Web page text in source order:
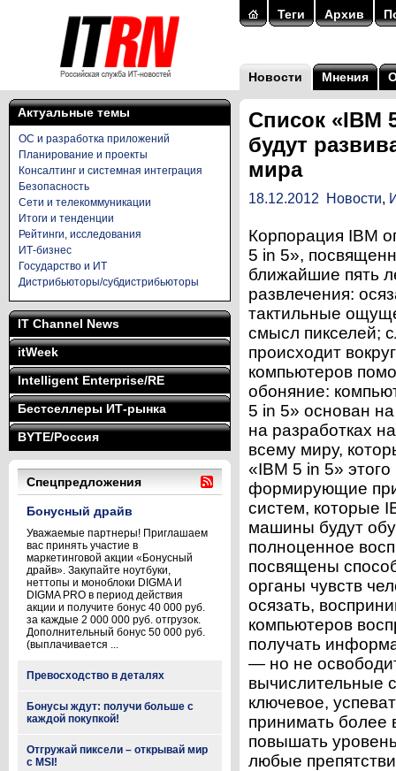
Теги Архив
Новости Мнения
Актуальные темы
ОС и разработка приложений
Планирование и проекты
Консалтинг и системная интеграция
Безопасность
Сети и телекоммуникации
Итоги и тенденции
Рейтинги, исследования
ИТ-бизнес
Государство и ИТ
Дистрибьюторы/субдистрибьюторы
IT Channel News
itWeek
Intelligent Enterprise/RE
Бестселлеры ИТ-рынка
BYTE/Россия
Спецпредложения
Бонусный драйв
Уважаемые партнеры! Приглашаем
вас принять участие в
маркетинговой акции «Бонусный
драйв». Закупайте ноутбуки,
неттопы и моноблоки DIGMA И
DIGMA PRO в период действия
акции и получите бонус 40 000 руб.
за каждые 2 000 000 руб. отгрузок.
Дополнительный бонус 50 000 руб.
(выплачивается ...
Превосходство в деталях
Бонусы ждут: получи больше с
каждой покупкой!
Отгружай пиксели – открывай мир
с MSI!
Список «IBM
будут
мира
18.12.2012 Новости,
Корпорация IBM
5 in 5»,
ближайшие пять
развлечения:
тактильные
смысл пикселей;
происходит
компьютеров
обоняние:
5 in 5» основан
на разработках
всему миру,
«IBM 5 in 5»
формирующие
систем, которые
машины будут
полноценное
посвящены
органы чувств
осязать,
компьютеров
получать
— но не
вычислительные
ключевое,
принимать более
повышать
любые